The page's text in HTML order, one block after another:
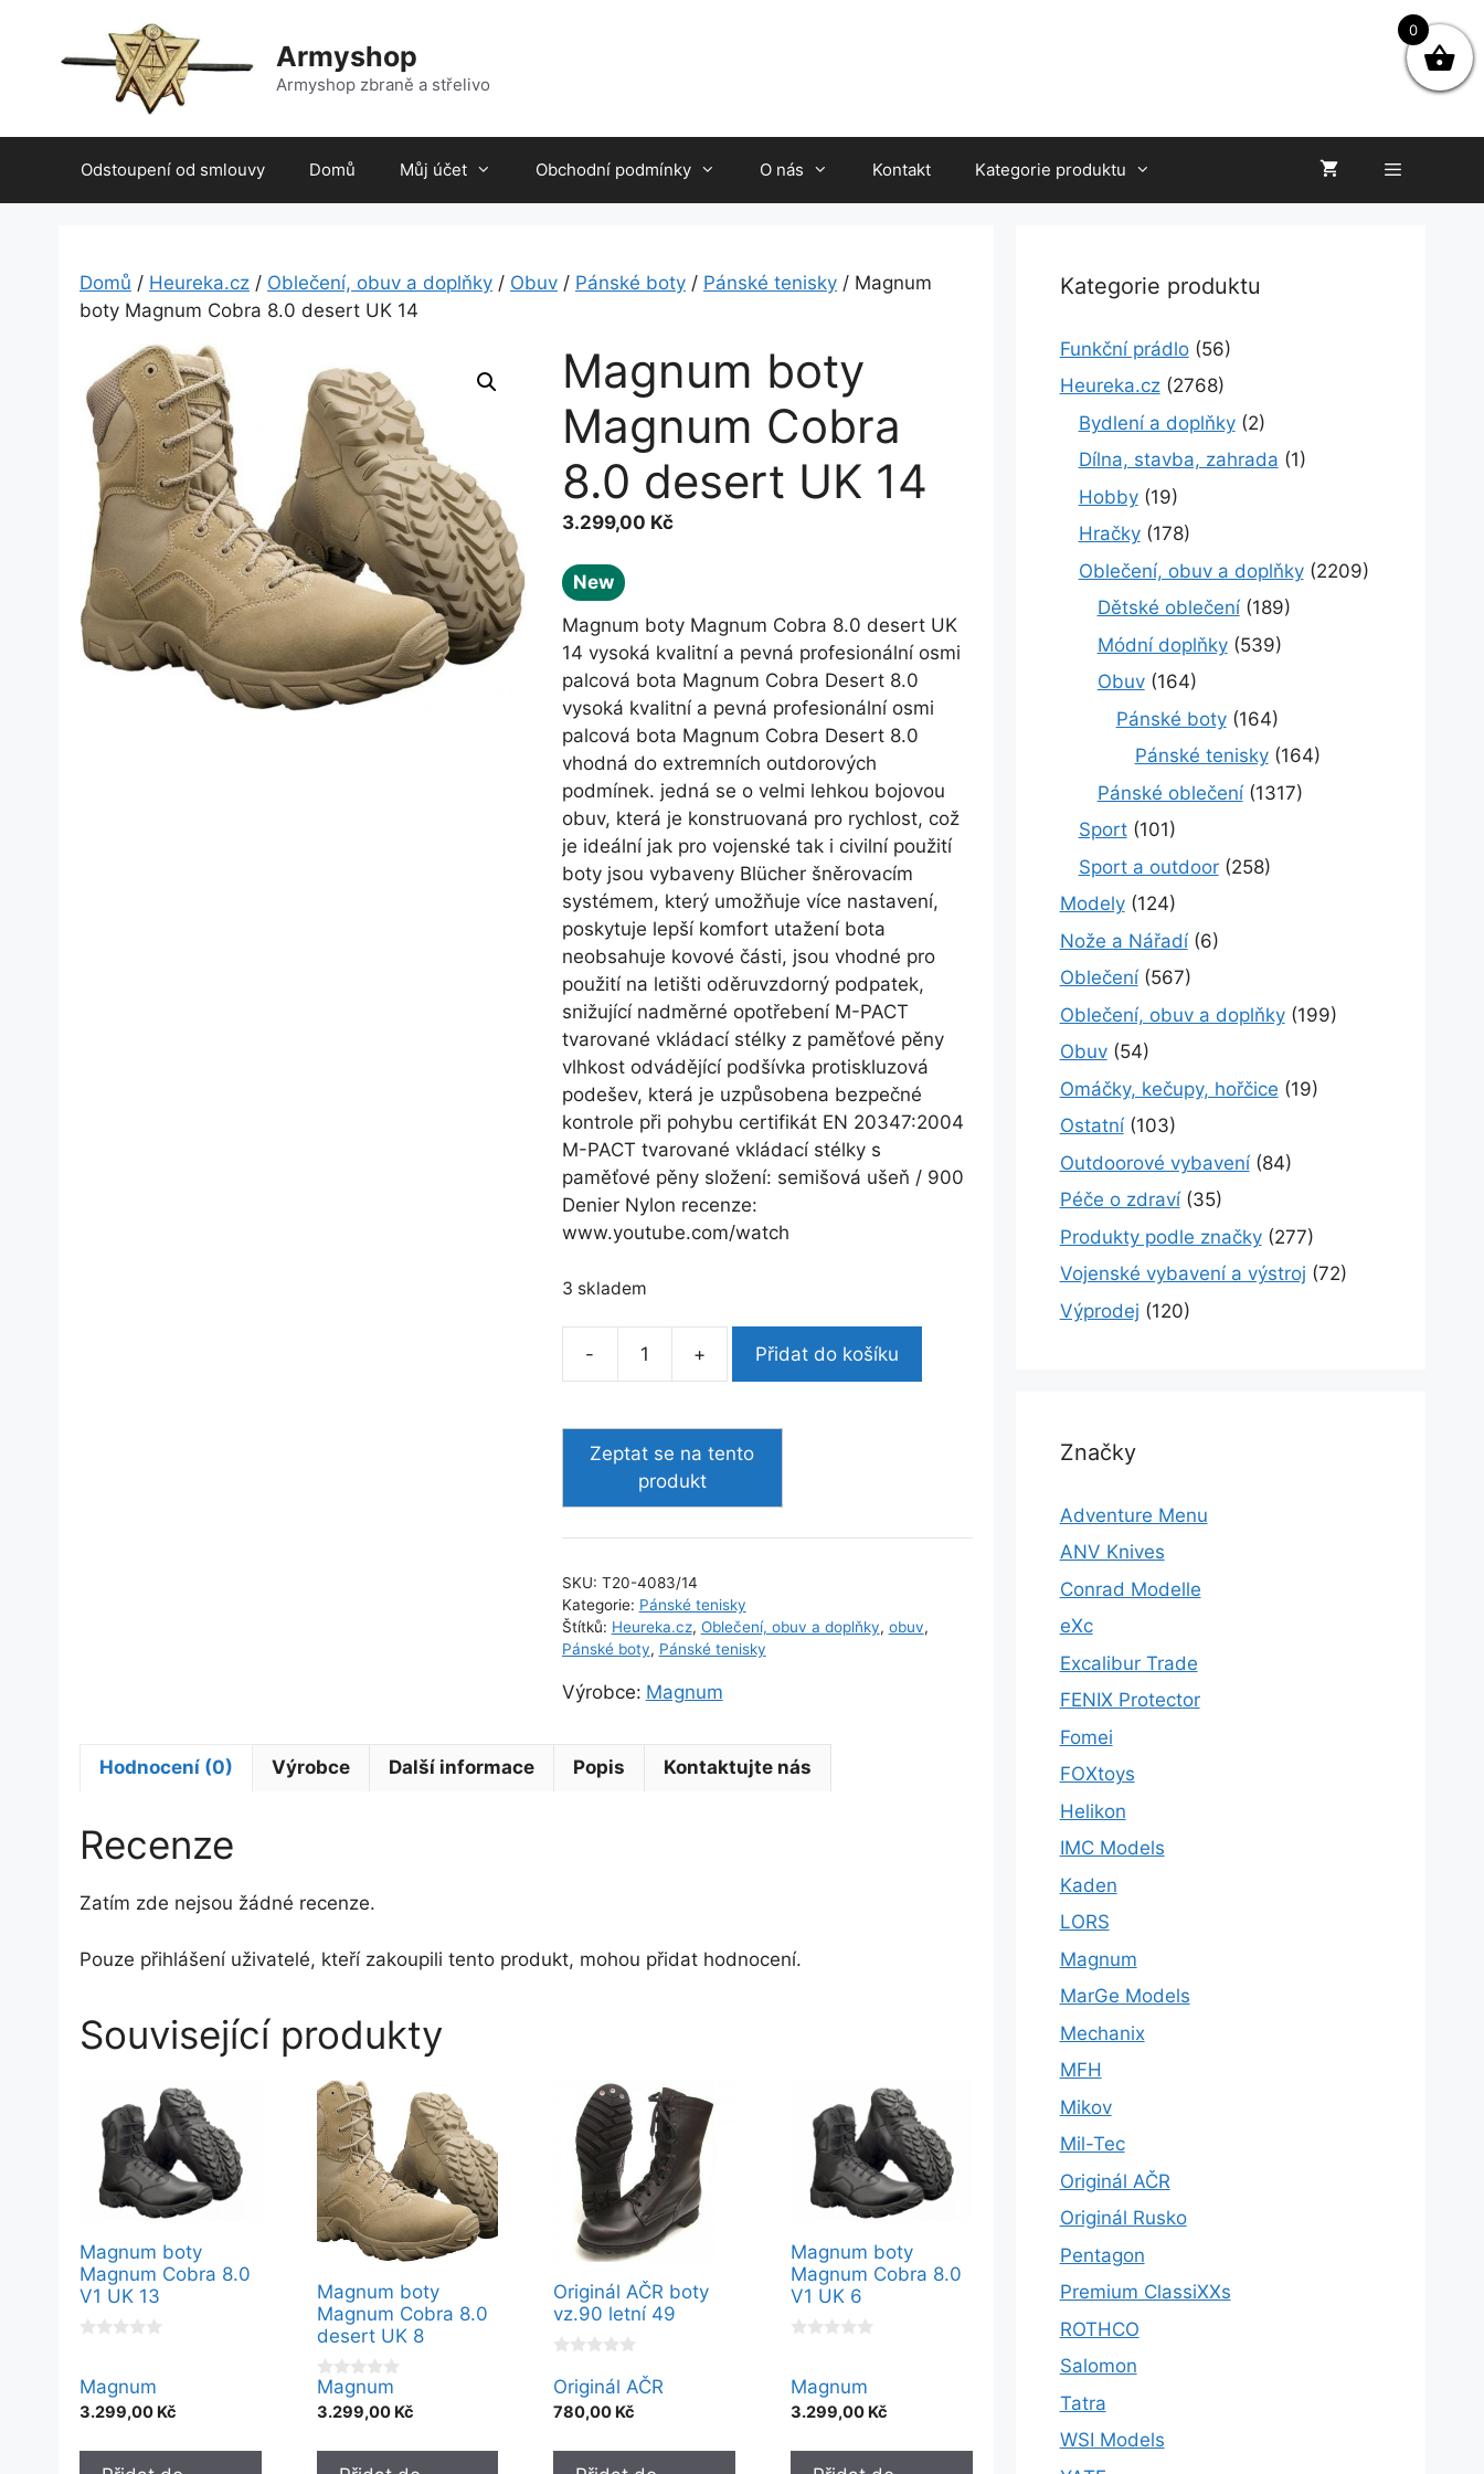
Armyshop
Armyshop zbraně a střelivo
Odstoupení od smlouvy Domů Můj účet Obchodní podmínky O nás Kontakt Kategorie produktu
Domů / Heureka.cz / Oblečení, obuv a doplňky / Obuv / Pánské boty / Pánské tenisky / Magnum
boty Magnum Cobra 8.0 desert UK 14
Magnum boty
Magnum Cobra
8.0 desert UK 14
3.299,00 Kč
New
Magnum boty Magnum Cobra 8.0 desert UK
14 vysoká kvalitní a pevná profesionální osmi
palcová bota Magnum Cobra Desert 8.0
vysoká kvalitní a pevná profesionální osmi
palcová bota Magnum Cobra Desert 8.0
vhodná do extremních outdorových
podmínek. jedná se o velmi lehkou bojovou
obuv, která je konstruovaná pro rychlost, což
je ideální jak pro vojenské tak i civilní použití
boty jsou vybaveny Blücher šněrovacím
systémem, který umožňuje více nastavení,
poskytuje lepší komfort utažení bota
neobsahuje kovové části, jsou vhodné pro
použití na letišti oděruvzdorný podpatek,
snižující nadměrné opotřebení M-PACT
tvarované vkládací stélky z paměťové pěny
vlhkost odvádějící podšívka protiskluzová
podešev, která je uzpůsobena bezpečné
kontrole při pohybu certifikát EN 20347:2004
M-PACT tvarované vkládací stélky s
paměťové pěny složení: semišová ušeň / 900
Denier Nylon recenze:
www.youtube.com/watch
3 skladem
-
Cobra
desert
množství
+ Přidat do košíku
SKU: T20-4083/14
Kategorie: Pánské tenisky
Štítků: Heureka.cz, Oblečení, obuv a doplňky, obuv,
Pánské boty, Pánské tenisky
Výrobce: Magnum
Hodnocení (0) Výrobce Další informace Popis Kontaktujte nás
Recenze
Zatím zde nejsou žádné recenze.
Pouze přihlášení uživatelé, kteří zakoupili tento produkt, mohou přidat hodnocení.
Související produkty
Magnum boty
Magnum Cobra 8.0
V1 UK 13
u
t
o
Magnum
3.299,00 Kč
Magnum boty
Magnum Cobra 8.0
desert UK 8
0
o
u
o
Magnum
3.299,00 Kč
Originál AČR boty
vz.90 letní 49
o
u
t
Originál AČR
780,00 Kč
Magnum boty
Magnum Cobra 8.0
V1 UK 6
u
t
o
Magnum
3.299,00 Kč
Kategorie produktu
Funkční prádlo (56)
Heureka.cz (2768)
Bydlení a doplňky (2)
Dílna, stavba, zahrada (1)
Hobby (19)
Hračky (178)
Oblečení, obuv a doplňky (2209)
Dětské oblečení (189)
Módní doplňky (539)
Obuv (164)
Pánské boty (164)
Pánské tenisky (164)
Pánské oblečení (1317)
Sport (101)
Sport a outdoor (258)
Modely (124)
Nože a Nářadí (6)
Oblečení (567)
Oblečení, obuv a doplňky (199)
Obuv (54)
Omáčky, kečupy, hořčice (19)
Ostatní (103)
Outdoorové vybavení (84)
Péče o zdraví (35)
Produkty podle značky (277)
Vojenské vybavení a výstroj (72)
Výprodej (120)
Značky
Adventure Menu
ANV Knives
Conrad Modelle
eXc
Excalibur Trade
FENIX Protector
Fomei
FOXtoys
Helikon
IMC Models
Kaden
LORS
Magnum
MarGe Models
Mechanix
MFH
Mikov
Mil-Tec
Originál AČR
Originál Rusko
Pentagon
Premium ClassiXXs
ROTHCO
Salomon
Tatra
WSI Models
0